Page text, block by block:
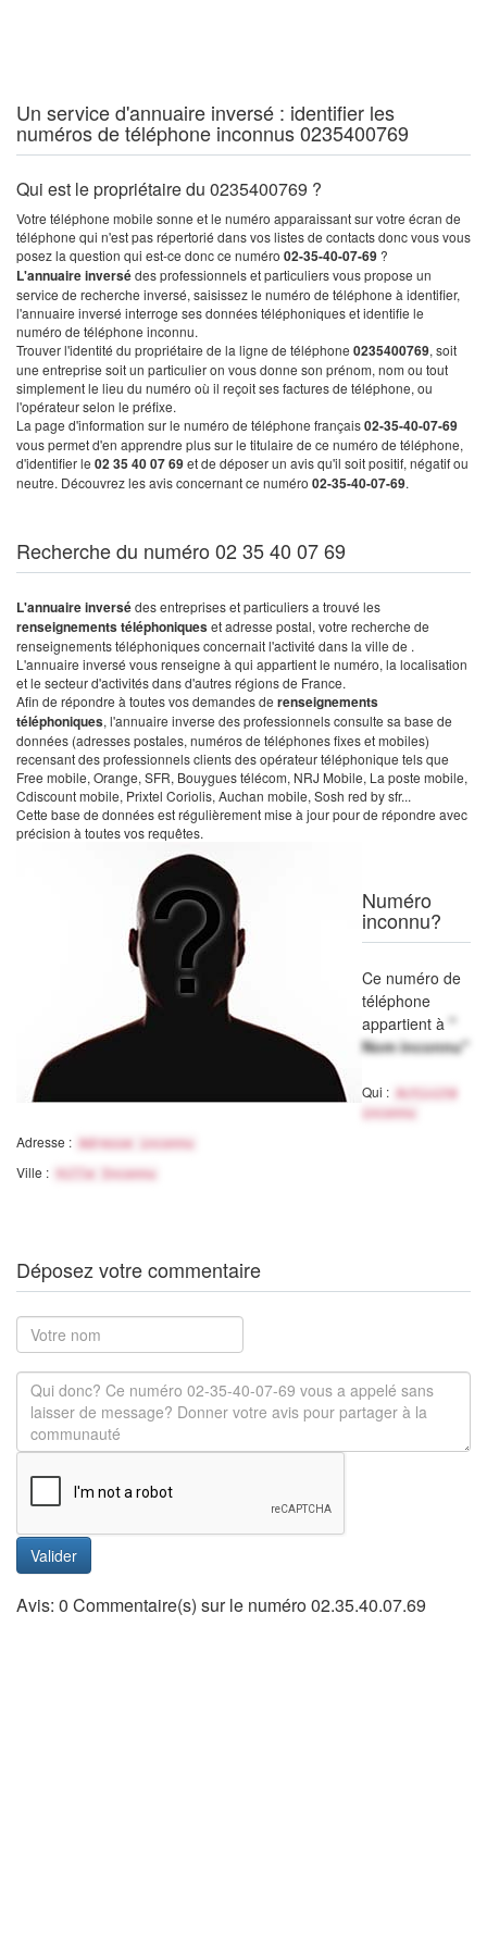
Un service d'annuaire inversé : identifier les
numéros de téléphone inconnus 0235400769
Qui est le propriétaire du 0235400769 ?
Votre téléphone mobile sonne et le numéro apparaissant sur votre écran de
téléphone qui n'est pas répertorié dans vos listes de contacts donc vous vous
posez la question qui est-ce donc ce numéro 02-35-40-07-69 ?
L'annuaire inversédes professionnels et particuliers vous propose un
service de recherche inversé, saisissez le numéro de téléphone à identifier,
l'annuaire inversé interroge ses données téléphoniques et identifie le
numéro de téléphone inconnu.
Trouver l'identité du propriétaire de la ligne de téléphone 0235400769, soit
une entreprise soit un particulier on vous donne son prénom, nom ou tout
simplement le lieu du numéro où il reçoit ses factures de téléphone, ou
l'opérateur selon le préfixe.
La page d'information sur le numéro de téléphone français02-35-40-07-69
vous permet d'en apprendre plus sur le titulaire de ce numéro de téléphone,
d'identifier le 02 35 40 07 69et de déposer un avis qu'il soit positif, négatif ou
neutre. Découvrez les avis concernant ce numéro 02-35-40-07-69.
Recherche du numéro 02 35 40 07 69
L'annuaire inversédes entreprises et particuliers a trouvé les
renseignements téléphoniqueset adresse postal, votre recherche de
renseignements téléphoniques concernait l'activité dans la ville de .
L'annuaire inversé vous renseigne à qui appartient le numéro, la localisation
et le secteur d'activités dans d'autres régions de France.
Afin de répondre à toutes vos demandes de renseignements
téléphoniques, l'annuaire inverse des professionnels consulte sa base de
données (adresses postales, numéros de téléphones fixes et mobiles)
recensant des professionnels clients des opérateur téléphonique tels que
Free mobile, Orange, SFR, Bouygues télécom, NRJ Mobile, La poste mobile,
Cdiscount mobile, Prixtel Coriolis, Auchan mobile, Sosh red by sfr...
Cette base de données est régulièrement mise à jour pour de répondre avec
précision à toutes vos requêtes.
Numéro
inconnu?
Ce numéro de
téléphone
appartient à "
Nom inconnu"
Qui :
Activité
inconnu
Adresse : Adresse inconnu
Ville : Ville Inconnu
Déposez votre commentaire
Valider
Avis: 0 Commentaire(s) sur le numéro 02.35.40.07.69